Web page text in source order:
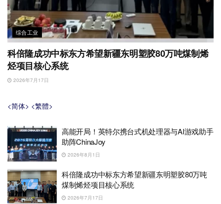
综合工业
科倍隆成功中标东方希望新疆东明塑胶80万吨煤制烯
烃项目核心系统
2026年7月17日
<简体> <繁體>
高能开局！英特尔携台式机处理器与AI游戏助手
助阵ChinaJoy
2026年8月1日
科倍隆成功中标东方希望新疆东明塑胶80万吨
煤制烯烃项目核心系统
2026年7月17日